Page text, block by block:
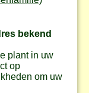
bekend
plant in uw
op
om uw